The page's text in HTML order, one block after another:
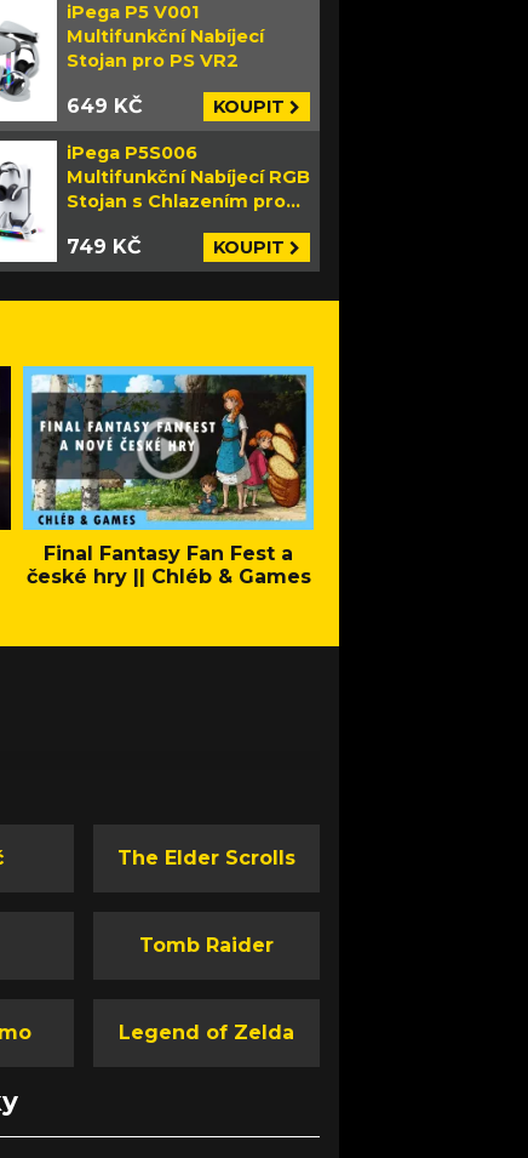
iPega P5 V001
Multifunkční Nabíjecí
Stojan pro PS VR2
649 KČ KOUPIT
iPega P5S006
Multifunkční Nabíjecí RGB
Stojan s Chlazením pro
749 KČ KOUPIT
Final Fantasy Fan Fest a
české hry || Chléb & Games
The Elder Scrolls
Tomb Raider
Legend of Zelda